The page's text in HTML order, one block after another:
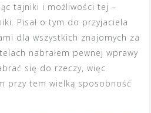
tajniki i możliwości tej –
Pisał o tym do przyjaciela
dla wszystkich znajomych za
nabrałem pewnej wprawy
się do rzeczy, więc
przy tem wielką sposobność